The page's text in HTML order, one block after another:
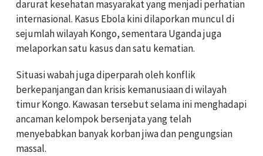
darurat kesehatan masyarakat yang menjadi perhatian
internasional. Kasus Ebola kini dilaporkan muncul di
sejumlah wilayah Kongo, sementara Uganda juga
melaporkan satu kasus dan satu kematian.
Situasi wabah juga diperparah oleh konflik
berkepanjangan dan krisis kemanusiaan di wilayah
timur Kongo. Kawasan tersebut selama ini menghadapi
ancaman kelompok bersenjata yang telah
menyebabkan banyak korban jiwa dan pengungsian
massal.